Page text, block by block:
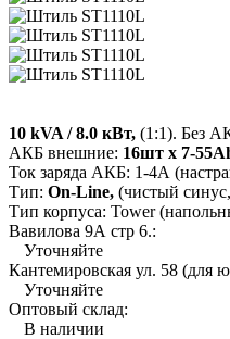
10 kVA / 8.0 кВт, (1:1). Без
АКБ внешние: 16шт х 7-
Ток заряда АКБ: 1-4А
Тип: On-Line, (чистый
Тип корпуса: Tower
Вавилова 9А стр 6.:
Уточняйте
Кантемировская ул. 58 (для
Уточняйте
Оптовый склад:
В наличии